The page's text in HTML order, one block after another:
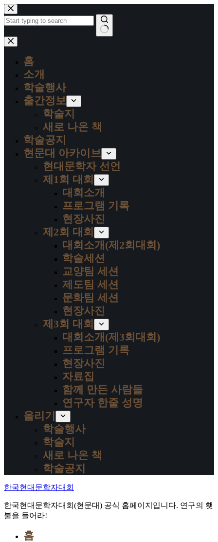
본
문
으
로
건
결
홈
소개
학술행사
출간정보
학술지
새로 나온 책
학술공지
현문대 아카이브
현대문학자 선언
제1회 대회
대회소개
프로그램 기록
현장사진
제2회 대회
대회소개(제2회대회)
학술세션
교양팀 세션
제도팀 세션
문화팀 세션
현장사진
제3회 대회
대회소개(제3회대회)
프로그램 기록
현장사진
자료집
함께 만든 사람들
연구자 한줄 성명
올리기
학술행사
학술지
새로 나온 책
학술공지
한국현대문학자대회
한국현대문학자대회(현문대) 공식 홈페이지입니다. 연구의 횃
불을 들어라!
홈